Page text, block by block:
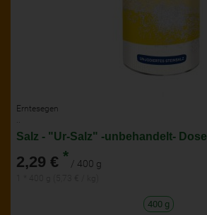
Erntesegen
Salz - "Ur-Salz" -unbehandelt- Dose
2,29 € * / 400 g
400 g